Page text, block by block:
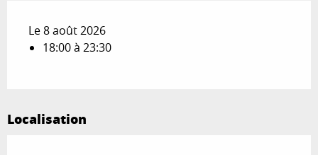
Le 8 août 2026
18:00 à 23:30
Localisation